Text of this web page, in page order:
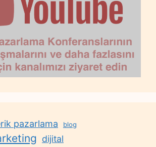
pazarlama blog
dijital